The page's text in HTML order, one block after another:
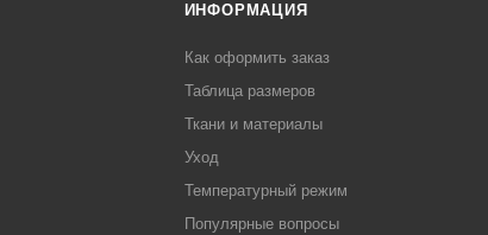
ИНФОРМАЦИЯ
Как оформить заказ
Таблица размеров
Ткани и материалы
Уход
Температурный режим
Популярные вопросы